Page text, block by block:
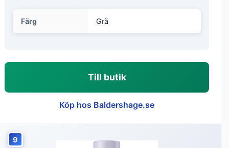
Färg Grå
Till butik
Köp hos Baldershage.se
9